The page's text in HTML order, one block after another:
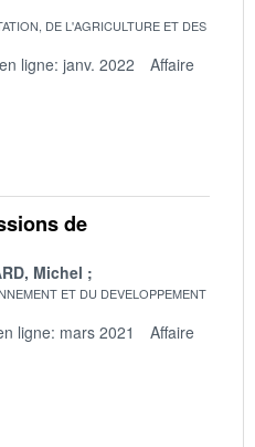
DE L'AGRICULTURE ET DES
ligne: janv. 2022
Affaire
de
Michel
ET DU DEVELOPPEMENT
ligne: mars 2021
Affaire